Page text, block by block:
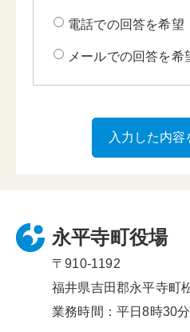
電話での回答を希望
メールでの回答を希
永平寺町役場
〒910-1192
福井県吉田郡永平寺町
業務時間：平日8時30